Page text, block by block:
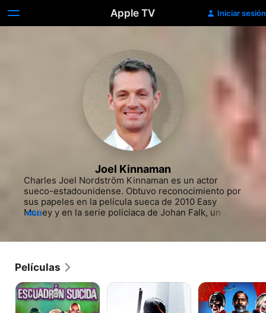
Apple TV Iniciar sesión
Joel Kinnaman
Charles Joel Nordström Kinnaman es un actor
sueco-estadounidense.​ Obtuvo reconocimiento por
sus papeles en la película sueca de 2010 Easy
Money​ y en la serie policiaca de Johan Falk, un
MÁS
Películas
Escuadrón
Suicida
RoboCop
El
Escuadrón
Suicida